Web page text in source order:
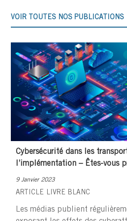
VOIR TOUTES NOS PUBLICATIONS
Cybersécurité dans les
l’implémentation – Êtes-vous
9 Janvier 2023
ARTICLE LIVRE BLANC
Les médias publient